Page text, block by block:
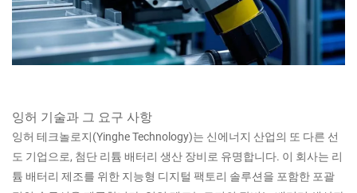
잉허 기술과 그 요구 사항
잉허 테크놀로지(Yinghe Technology)는 신에너지 산업의 또 다른 선
도 기업으로, 첨단 리튬 배터리 생산 장비로 유명합니다. 이 회사는 리
튬 배터리 제조를 위한 지능형 디지털 팩토리 솔루션을 포함한 포괄